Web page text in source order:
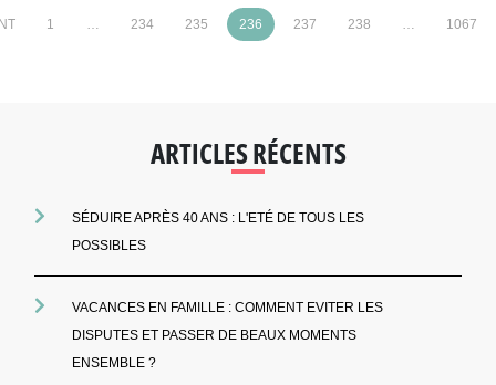
1 … 234 235 236 237 238 … 1067
ARTICLES RÉCENTS
SÉDUIRE APRÈS 40 ANS : L'ETÉ DE TOUS LES
POSSIBLES
VACANCES EN FAMILLE : COMMENT EVITER LES
DISPUTES ET PASSER DE BEAUX MOMENTS
ENSEMBLE ?